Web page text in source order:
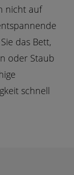
nicht auf
das Bett,
oder Staub
schnell